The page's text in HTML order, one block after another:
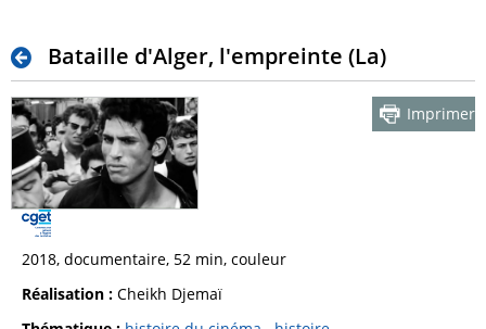
Bataille d'Alger, l'empreinte (La)
Imprimer
2018, documentaire, 52 min, couleur
Réalisation : Cheikh Djemaï